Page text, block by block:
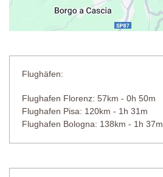
Flughäfen:
Flughafen Florenz: 57km - 0h 50m
Flughafen Pisa: 120km - 1h 31m
Flughafen Bologna: 138km - 1h 37m